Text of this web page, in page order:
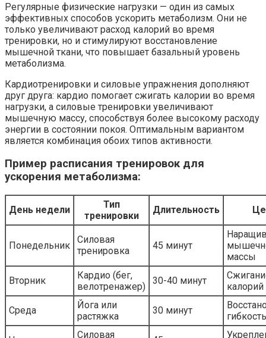
Регулярные физические нагрузки — один из самых
эффективных способов ускорить метаболизм. Они не
только увеличивают расход калорий во время
тренировки, но и стимулируют восстановление
мышечной ткани, что повышает базальный уровень
метаболизма.
Кардиотренировки и силовые упражнения дополняют
друг друга: кардио помогает сжигать калории во время
нагрузки, а силовые тренировки увеличивают
мышечную массу, способствуя более высокому расходу
энергии в состоянии покоя. Оптимальным вариантом
является комбинация обоих типов активности.
Пример расписания тренировок для
ускорения метаболизма:
День недели
Тип
тренировки
Длительность
Понедельник
Силовая
тренировка
45 минут
массы
Вторник
Кардио (бег,
велотренажер)
30-40 минут
калорий
Среда
Йога или
растяжка
30 минут
гибкость
Силовая